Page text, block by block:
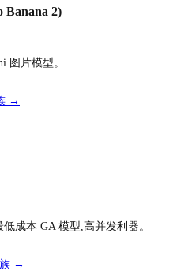
Banana 2)
图片模型。
→
成本 GA 模型,高并发利器。
→